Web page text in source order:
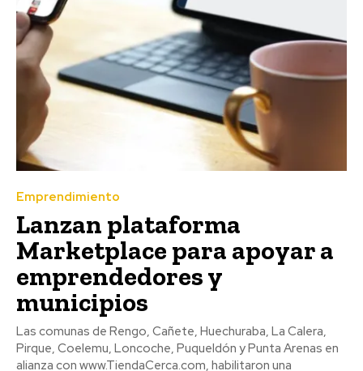
Emprendimiento
Lanzan plataforma
Marketplace para apoyar a
emprendedores y
municipios
Las comunas de Rengo, Cañete, Huechuraba, La Calera,
Pirque, Coelemu, Loncoche, Puqueldón y Punta Arenas en
alianza con www.TiendaCerca.com, habilitaron una